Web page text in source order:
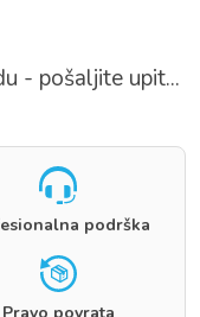
- pošaljite upit...
podrška